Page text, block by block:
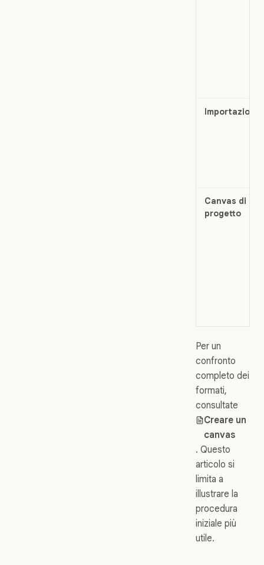
Importazione
Canvas di
progetto
Per un
confronto
completo dei
formati,
consultate
Creare un
canvas
. Questo
articolo si
limita a
illustrare la
procedura
iniziale più
utile.